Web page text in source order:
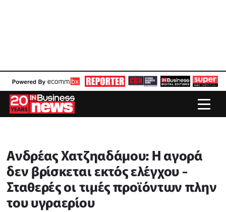
Ανδρέας Χατζηαδάμου: Η αγορά
δεν βρίσκεται εκτός ελέγχου -
Σταθερές οι τιμές προϊόντων πλην
του υγραερίου